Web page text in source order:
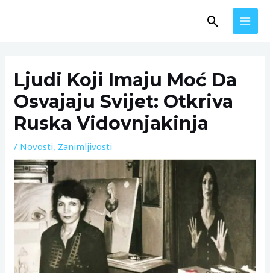
Search
Ljudi Koji Imaju Moć Da
Osvajaju Svijet: Otkriva
Ruska Vidovnjakinja
/ Novosti, Zanimljivosti